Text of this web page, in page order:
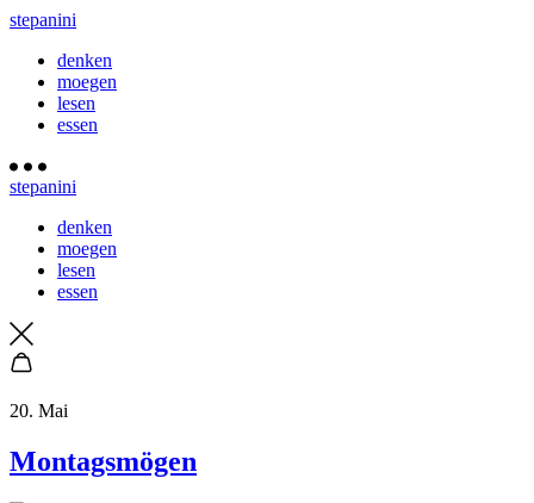
stepanini
denken
moegen
lesen
essen
stepanini
denken
moegen
lesen
essen
20. Mai
Montagsmögen